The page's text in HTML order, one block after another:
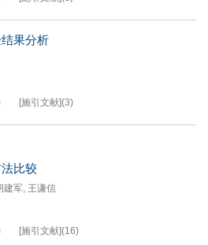
果分析
[施引文献](3)
比较
建军, 王谦信
[施引文献](16)